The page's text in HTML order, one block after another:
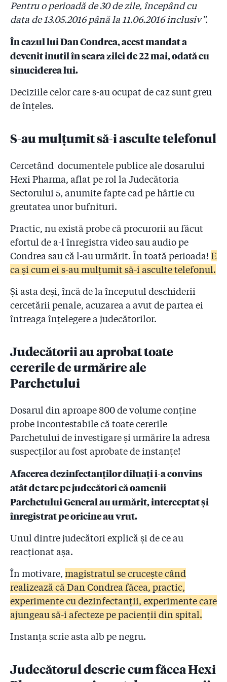
spune Arafat
2.23
#Colectiv - Raed Arafat îi răspunde lui Dacian
Cioloș: ”Și la atentatele din Bruxelles resuscitările s-au
făcut pe caldarâm!”. I-a trimis premierului și poze din
Belgia
am știut că mașinile SMURD nu au GPS! Poate așa se
pompierilor care s-au făcut că verifică ”Colectiv”
comisia ”aranjată” pentru examenul de specializare!
2.27
Doctor care pleacă din țară: ”Când am dat la
facultate, am fost sfătuit să nu merg la medicină dacă
nu am bani sau pile! Am spus atunci că sunt prostii.
2.28
DATE NOI: În ritmul de la Colectiv și până azi, va dura
10 ani până când pompierii vor controla toate cele
27.500 de obiective din București și Ilfov!
timp de o lună a lui Condrea! De ce nu l-au filat
procurorii nici măcar în ziua dinaintea arestării, când
a avut loc accidentul?!
Trei ani de la incendiul Colectiv – „Luptați pentru
viața voastră!”
ne spună că ”actele sunt în regulă”?!
Pentru o perioadă de 30 de zile, începând cu
data de 13.05.2016 până la 11.06.2016 inclusiv”.
În cazul lui Dan Condrea, acest mandat a
devenit inutil în seara zilei de 22 mai, odată cu
sinuciderea lui.
Deciziile celor care s-au ocupat de caz sunt greu
de înțeles.
S-au mulțumit să-i asculte telefonul
Cercetând documentele publice ale dosarului
Hexi Pharma, aflat pe rol la Judecătoria
Sectorului 5, anumite fapte cad pe hârtie cu
greutatea unor bufnituri.
Practic, nu există probe că procurorii au făcut
efortul de a-l înregistra video sau audio pe
Condrea sau că l-au urmărit. În toată perioada! E
ca și cum ei s-au mulțumit să-i asculte telefonul.
Și asta deși, încă de la începutul deschiderii
cercetării penale, acuzarea a avut de partea ei
întreaga înțelegere a judecătorilor.
Judecătorii au aprobat toate
cererile de urmărire ale
Parchetului
Dosarul din aproape 800 de volume conține
probe incontestabile că toate cererile
Parchetului de investigare și urmărire la adresa
suspecților au fost aprobate de instanțe!
Afacerea dezinfectanților diluați i-a convins
atât de tare pe judecători că oamenii
Parchetului General au urmărit, interceptat și
înregistrat pe oricine au vrut.
Unul dintre judecători explică și de ce au
reacționat așa.
În motivare, magistratul se crucește când
realizează că Dan Condrea făcea, practic,
experimente cu dezinfectanții, experimente care
ajungeau să-i afecteze pe pacienții din spital.
Instanța scrie asta alb pe negru.
Judecătorul descrie cum făcea Hexi